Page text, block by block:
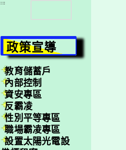
:::
搜
尋
政策宣導
教育儲蓄戶
內部控制
資安專區
反霸凌
性別平等專區
職場霸凌專區
設置太陽光電設